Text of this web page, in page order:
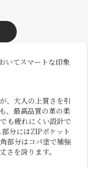
いてスマートな印象
、大人の上質さを引
、最高品質の革の柔
も疲れにくい設計で
分にはZIPポケット
部分はコパ塗で補強
さを誇ります。